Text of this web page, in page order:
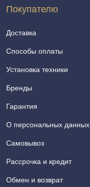
Покупателю
Доставка
Способы оплаты
Установка техники
Бренды
Гарантия
О персональных данных
Самовывоз
Рассрочка и кредит
Обмен и возврат